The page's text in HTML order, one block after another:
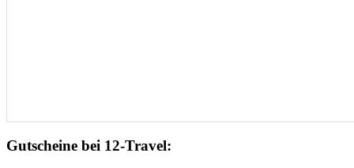
Gutscheine bei 12-Travel: